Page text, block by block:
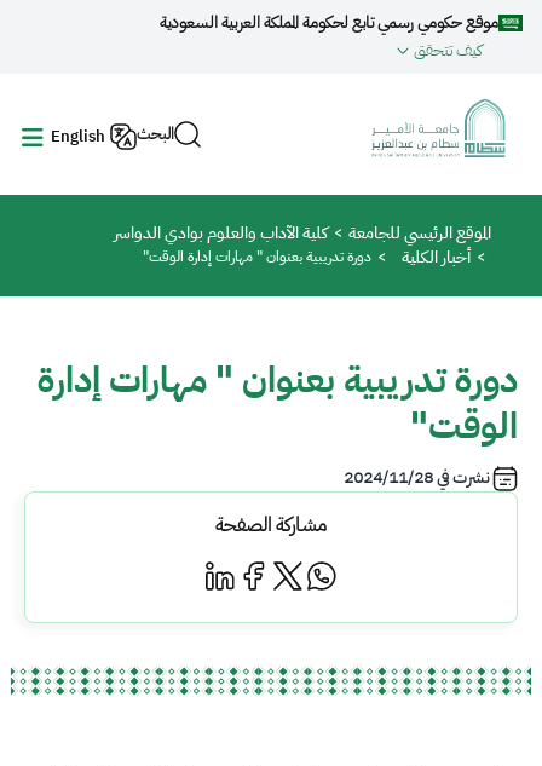
تجاوز إلى المحتوى الرئيسي
موقع حكومي رسمي تابع لحكومة المملكة العربية السعودية
كيف تتحقق
البحث English
مسار التنقل
الموقع الرئيسي للجامعة
كلية الآداب والعلوم بوادي الدواسر
أخبار الكلية
دورة تدريبية بعنوان " مهارات إدارة الوقت"
دورة تدريبية بعنوان " مهارات إدارة
الوقت"
نشرت في2024/11/28
مشاركة الصفحة